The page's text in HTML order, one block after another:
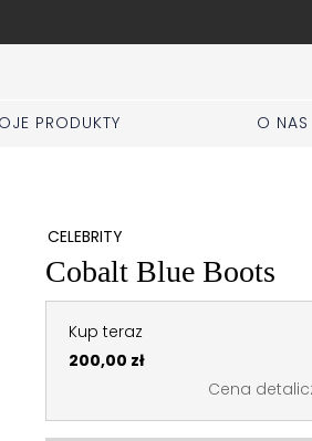
PRODUKTY O NAS
CELEBRITY
Cobalt Blue Boots
Kup teraz
200,00 zł
Cena